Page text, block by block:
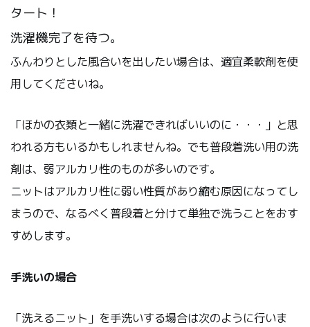
タート！
洗濯機完了を待つ。
ふんわりとした風合いを出したい場合は、適宜柔軟剤を使
用してくださいね。
「ほかの衣類と一緒に洗濯できればいいのに・・・」と思
われる方もいるかもしれませんね。でも普段着洗い用の洗
剤は、弱アルカリ性のものが多いのです。
ニットはアルカリ性に弱い性質があり縮む原因になってし
まうので、なるべく普段着と分けて単独で洗うことをおす
すめします。
手洗いの場合
「洗えるニット」を手洗いする場合は次のように行いま